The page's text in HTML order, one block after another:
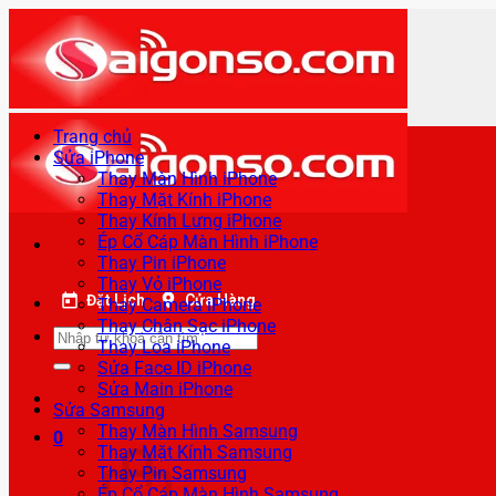
qua
nội
dung
Đặt Lịch Cửa Hàng
Tìm
kiếm:
0
Trang chủ
Sửa iPhone
Thay Màn Hình iPhone
Thay Mặt Kính iPhone
Thay Kính Lưng iPhone
Ép Cổ Cáp Màn Hình iPhone
Thay Pin iPhone
Thay Vỏ iPhone
Thay Camera iPhone
Thay Chân Sạc iPhone
Thay Loa iPhone
Sửa Face ID iPhone
Sửa Main iPhone
Sửa Samsung
Thay Màn Hình Samsung
Thay Mặt Kính Samsung
Thay Pin Samsung